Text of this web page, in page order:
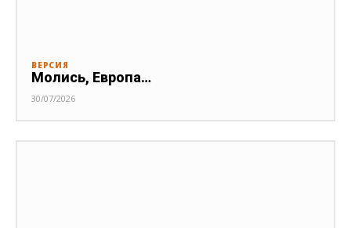
ВЕРСИЯ
Молись, Европа…
30/07/2026